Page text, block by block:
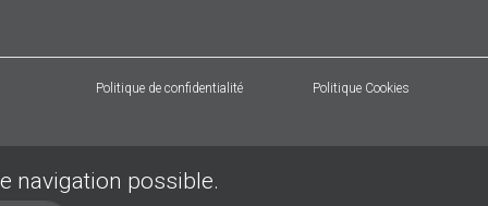
Politique de confidentialité Politique Cookies
navigation possible.